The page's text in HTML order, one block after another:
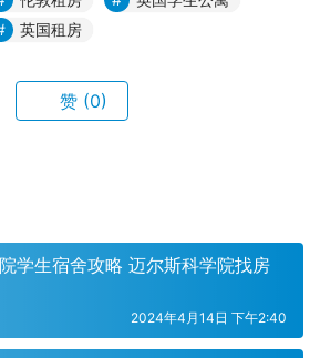
英国租房
赞 (0)
学生宿舍攻略 迈尔斯科学院找房
2024年4月14日 下午2:40